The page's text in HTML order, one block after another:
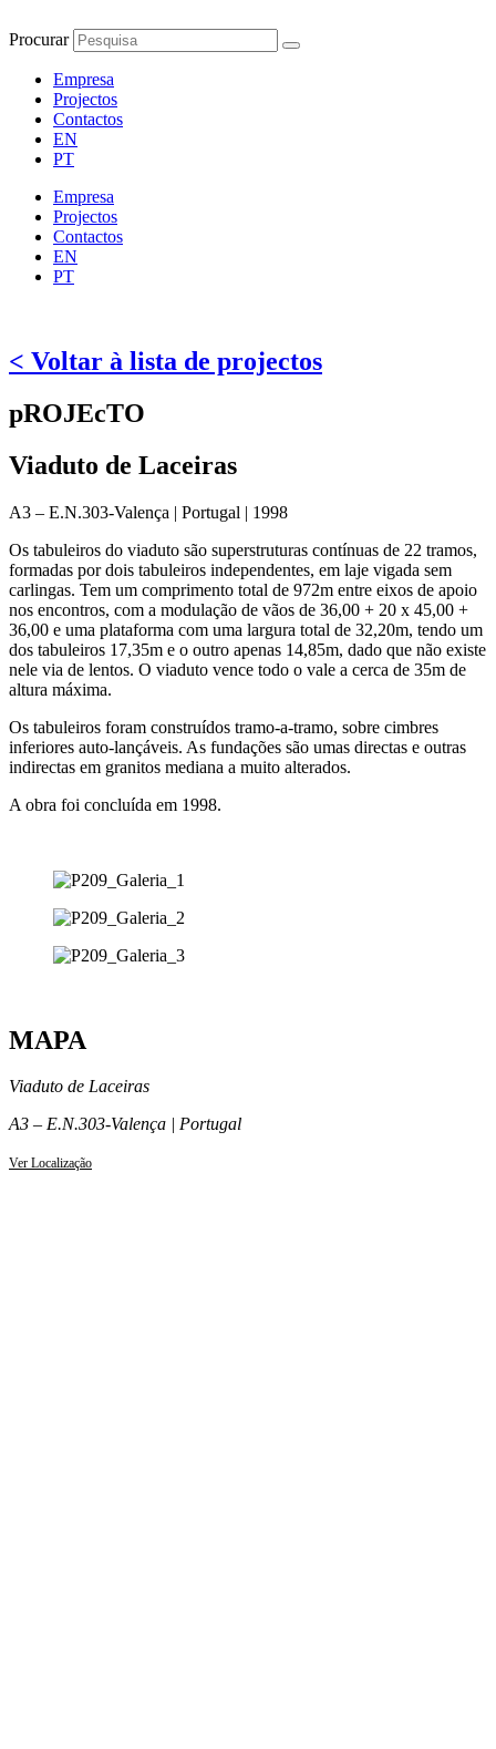
para
conteúdo
Procurar
Empresa
Projectos
Contactos
EN
PT
Empresa
Projectos
Contactos
EN
PT
< Voltar à lista de projectos
pROJEcTO
Viaduto de Laceiras
A3 – E.N.303-Valença | Portugal | 1998
Os tabuleiros do viaduto são superstruturas contínuas de 22 tramos,
formadas por dois tabuleiros independentes, em laje vigada sem
carlingas. Tem um comprimento total de 972m entre eixos de apoio
nos encontros, com a modulação de vãos de 36,00 + 20 x 45,00 +
36,00 e uma plataforma com uma largura total de 32,20m, tendo um
dos tabuleiros 17,35m e o outro apenas 14,85m, dado que não existe
nele via de lentos. O viaduto vence todo o vale a cerca de 35m de
altura máxima.
Os tabuleiros foram construídos tramo-a-tramo, sobre cimbres
inferiores auto-lançáveis. As fundações são umas directas e outras
indirectas em granitos mediana a muito alterados.
A obra foi concluída em 1998.
MAPA
Viaduto de Laceiras
A3 – E.N.303-Valença | Portugal
Ver Localização